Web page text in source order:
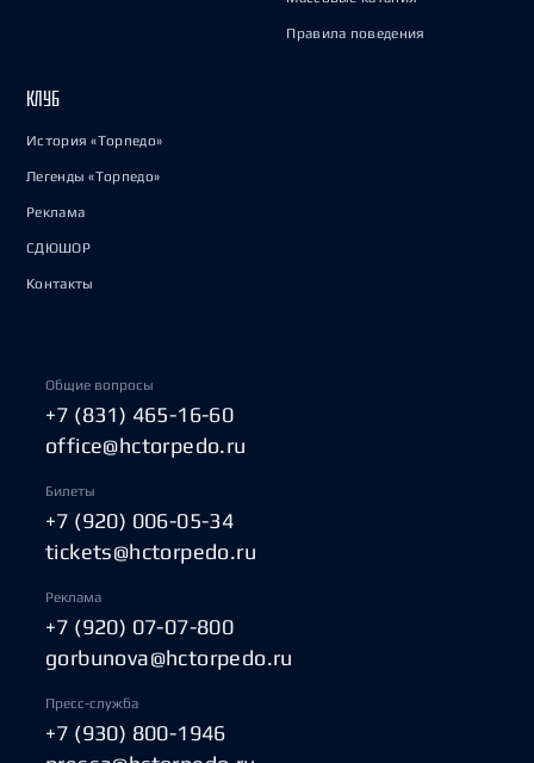
Правила поведения
КЛУБ
История «Торпедо»
Легенды «Торпедо»
Реклама
СДЮШОР
Контакты
Общие вопросы
+7 (831) 465-16-60
office@hctorpedo.ru
Билеты
+7 (920) 006-05-34
tickets@hctorpedo.ru
Реклама
+7 (920) 07-07-800
gorbunova@hctorpedo.ru
Пресс-служба
+7 (930) 800-1946